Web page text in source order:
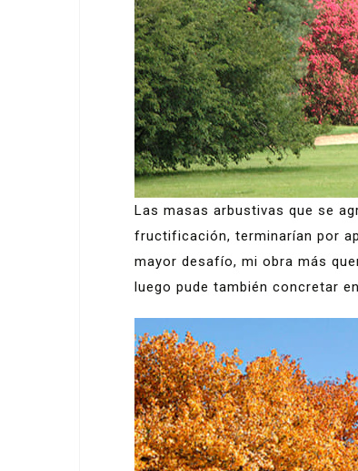
Las masas arbustivas que se
fructificación, terminarían por
mayor desafío, mi obra más
luego pude también concretar